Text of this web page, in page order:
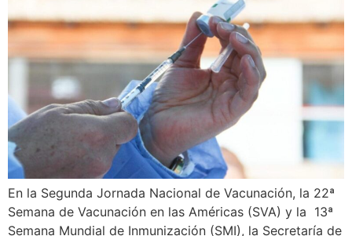
En la Segunda Jornada Nacional de Vacunación, la 22ª
Semana de Vacunación en las Américas (SVA) y la 13ª
Semana Mundial de Inmunización (SMI), la Secretaría de